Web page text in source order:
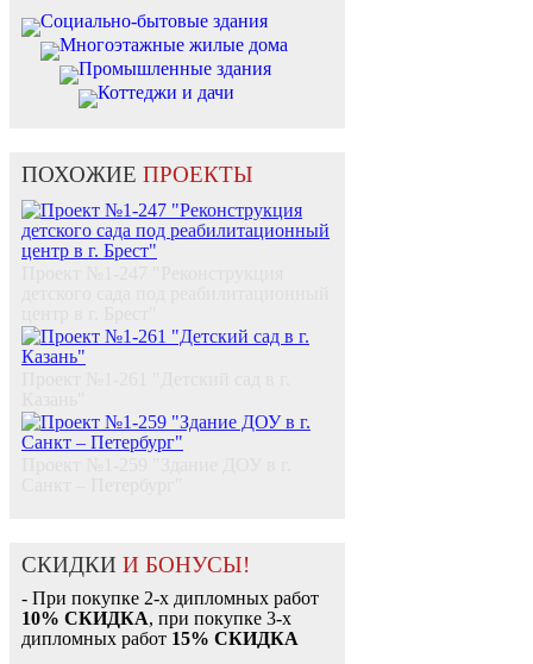
Социально-бытовые здания
Многоэтажные жилые дома
Промышленные здания
Коттеджи и дачи
ПОХОЖИЕ ПРОЕКТЫ
СКИДКИ И БОНУСЫ!
- При покупке 2-х дипломных работ
10% СКИДКА, при покупке 3-х
дипломных работ 15% СКИДКА